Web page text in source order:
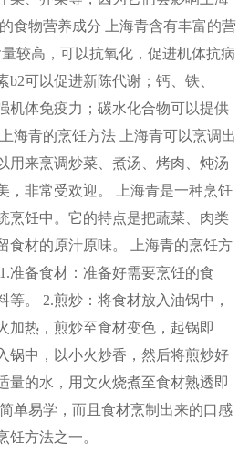
食物营养成分 上海青含有丰富的营
较高，可以抗氧化，促进机体抗病
b2可以促进新陈代谢；钙、铁、
机体免疫力；碳水化合物可以提供
海青的烹饪方法 上海青可以烹调出
用来烹调炒菜、煮汤、烤肉、炖汤
，非常受欢迎。 上海青是一种烹饪
烹饪中。它的特点是把蔬菜、肉类
食材的原汁原味。 上海青的烹饪方
准备食材：准备好需要烹饪的食
等。 2.煎炒：将食材放入油锅中，
加热，煎炒至食材变色，起锅即
锅中，以小火炒香，然后将煎炒好
量的水，用文火烧煮至食材熟透即
单易学，而且食材烹制出来的口感
饪方法之一。